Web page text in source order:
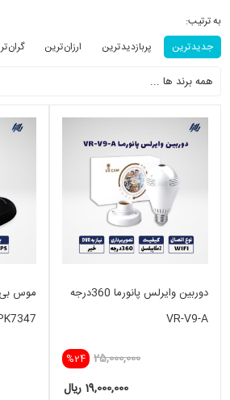
به ترتیب:
جدید ترین
پربازدید ترین ارزان ترین گران
دوربین وایرلس پانورما 360درجه
VR-V9-A
%24 25,000,000
19,000,000 ریال